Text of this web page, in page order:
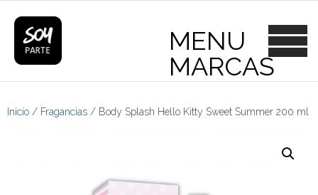
content
Inicio / Fragancias / Body Splash Hello Kitty Sweet Summer 200 ml